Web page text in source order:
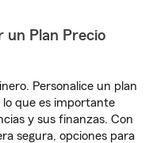
un Plan Precio
Personalice un plan
que es importante
y sus finanzas. Con
segura, opciones para